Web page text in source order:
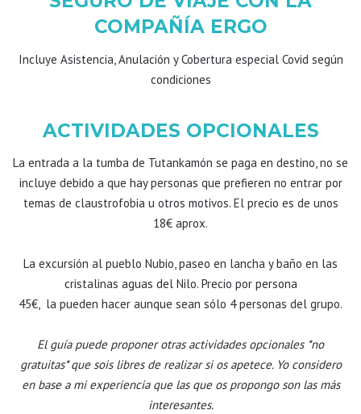
COMPAÑÍA ERGO
Incluye Asistencia, Anulación y Cobertura especial Covid según
condiciones
ACTIVIDADES OPCIONALES
La entrada a la tumba de Tutankamón se paga en destino, no se
incluye debido a que hay personas que prefieren no entrar por
temas de claustrofobia u otros motivos. El precio es de unos
18€ aprox.
La excursión al pueblo Nubio, paseo en lancha y baño en las
cristalinas aguas del Nilo. Precio por persona
45€, la pueden hacer aunque sean sólo 4 personas del grupo.
El guía puede proponer otras actividades opcionales *no
gratuitas* que sois libres de realizar si os apetece. Yo considero
en base a mi experiencia que las que os propongo son las más
interesantes.